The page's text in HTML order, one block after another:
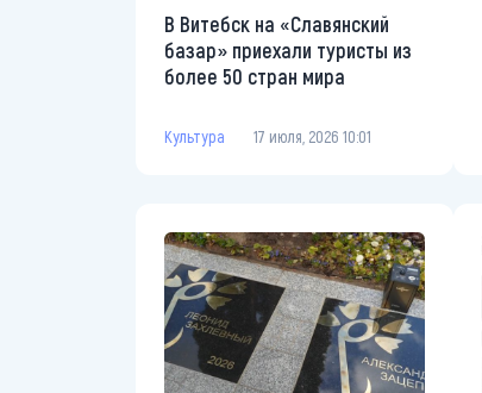
В Витебск на «Славянский
базар» приехали туристы из
более 50 стран мира
Культура 17 июля, 2026 10:01